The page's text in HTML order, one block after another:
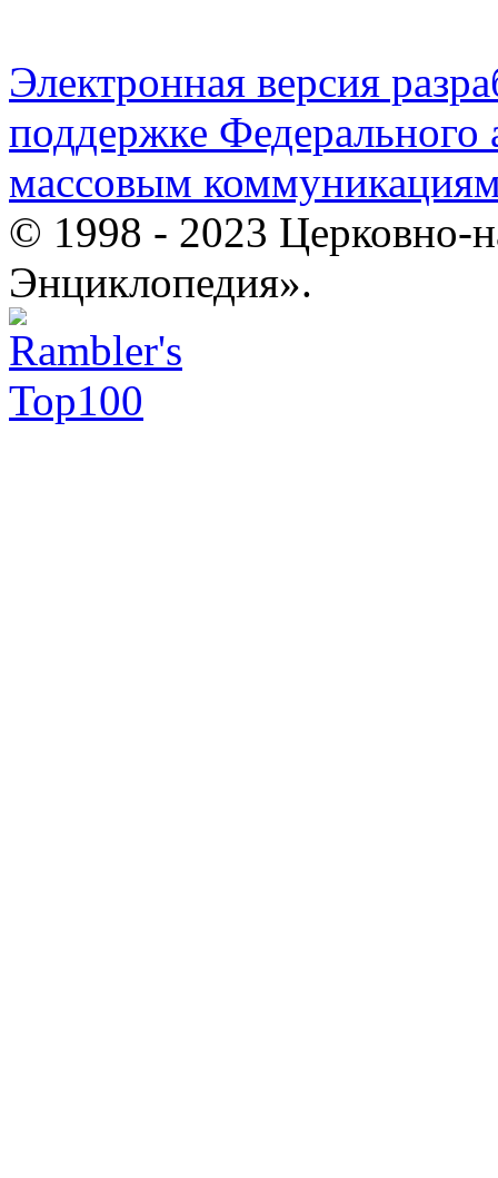
Электронная версия
поддержке Федерального
массовым
© 1998 - 2023 Церковно-
Энциклопедия».